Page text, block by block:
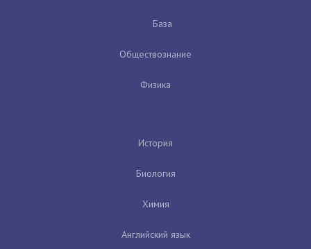
База
Обществознание
Физика
История
Биология
Химия
Английский язык